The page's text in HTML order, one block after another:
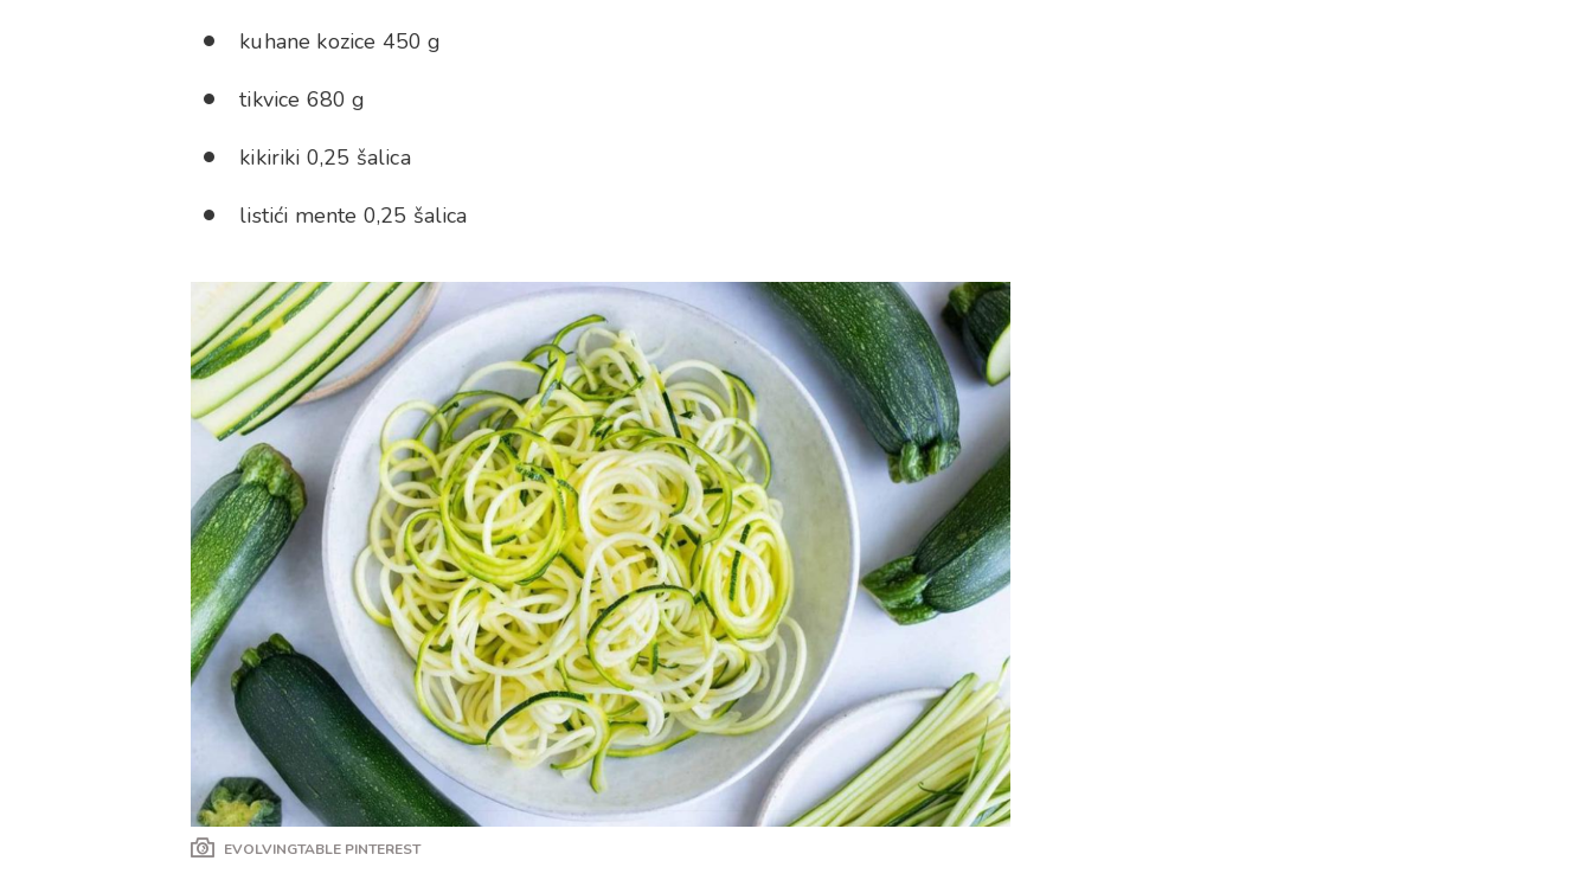
kuhane kozice 450 g
tikvice 680 g
kikiriki 0,25 šalica
listići mente 0,25 šalica
EVOLVINGTABLE PINTEREST